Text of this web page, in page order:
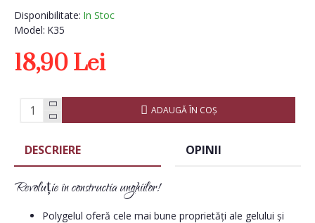
Disponibilitate: In Stoc
Model: K35
18,90 Lei
ADAUGĂ ÎN COŞ
DESCRIERE OPINII
Revoluție în constructia unghiilor!
Polygelul oferă cele mai bune proprietăți ale gelului și